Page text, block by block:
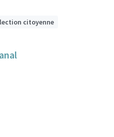
citoyenne